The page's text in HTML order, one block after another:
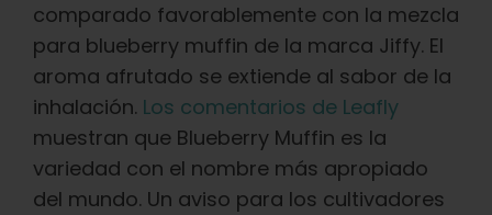
comparado favorablemente con la mezcla
para blueberry muffin de la marca Jiffy. El
aroma afrutado se extiende al sabor de la
inhalación. Los comentarios de Leafly
muestran que Blueberry Muffin es la
variedad con el nombre más apropiado
del mundo. Un aviso para los cultivadores